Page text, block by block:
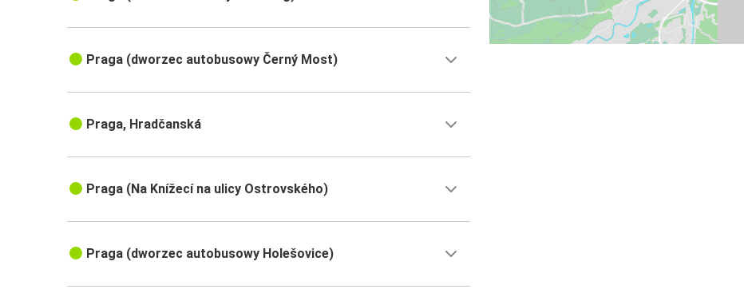
Praga (dworzec autobusowy Černý Most)
Praga, Hradčanská
Praga (Na Knížecí na ulicy Ostrovského)
Praga (dworzec autobusowy Holešovice)